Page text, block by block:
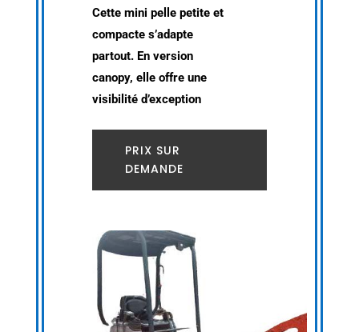
Cette mini pelle petite et
compacte s’adapte
partout. En version
canopy, elle offre une
visibilité d’exception
PRIX SUR
DEMANDE